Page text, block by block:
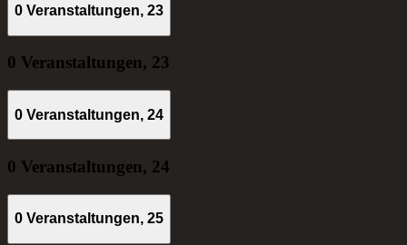
0 Veranstaltungen, 23
0 Veranstaltungen, 23
0 Veranstaltungen, 24
0 Veranstaltungen, 24
0 Veranstaltungen, 25